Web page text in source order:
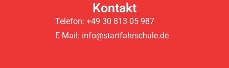
Kontakt
Telefon: +49 30 813 05 987
E-Mail: info@startfahrschule.de